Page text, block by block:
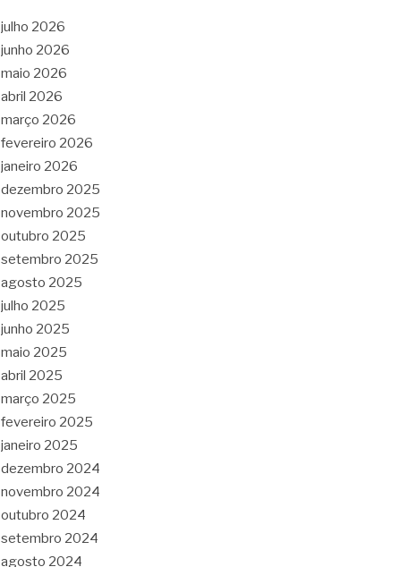
julho 2026
junho 2026
maio 2026
abril 2026
março 2026
fevereiro 2026
janeiro 2026
dezembro 2025
novembro 2025
outubro 2025
setembro 2025
agosto 2025
julho 2025
junho 2025
maio 2025
abril 2025
março 2025
fevereiro 2025
janeiro 2025
dezembro 2024
novembro 2024
outubro 2024
setembro 2024
agosto 2024